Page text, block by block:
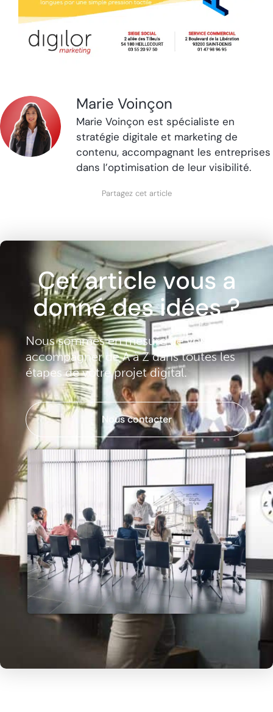
Marie Voinçon
Marie Voinçon est spécialiste en
stratégie digitale et marketing de
contenu, accompagnant les entreprises
dans l’optimisation de leur visibilité.
Partagez cet article
Cet article vous a
donné des idées ?
Nous sommes en mesure de vous
accompagner de A à Z dans toutes les
étapes de votre projet digital.
Nous contacter